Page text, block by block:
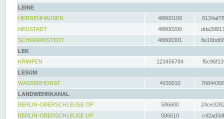
LEINE
HERRENHAUSEN
48800108
NEUSTADT
48800200
SCHWARMSTEDT
48800301
LEK
KRIMPEN
123456784
LESUM
WASSERHORST
4930010
LANDWEHRKANAL
BERLIN-OBERSCHLEUSE OP
586600
BERLIN-OBERSCHLEUSE UP
586610